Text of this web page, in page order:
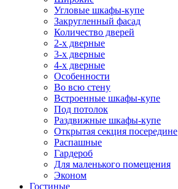
Угловые шкафы-купе
Закругленный фасад
Количество дверей
2-х дверные
3-х дверные
4-х дверные
Особенности
Во всю стену
Встроенные шкафы-купе
Под потолок
Раздвижные шкафы-купе
Открытая секция посередине
Распашные
Гардероб
Для маленького помещения
Эконом
Гостиные